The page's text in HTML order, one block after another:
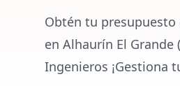
Obtén tu
en Alhaurín El
Ingenieros ¡Gestiona